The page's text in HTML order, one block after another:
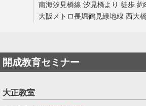
南海汐見橋線 汐見橋より 徒歩 約
大阪メトロ長堀鶴見緑地線 西大
開成教育セミナー
大正教室